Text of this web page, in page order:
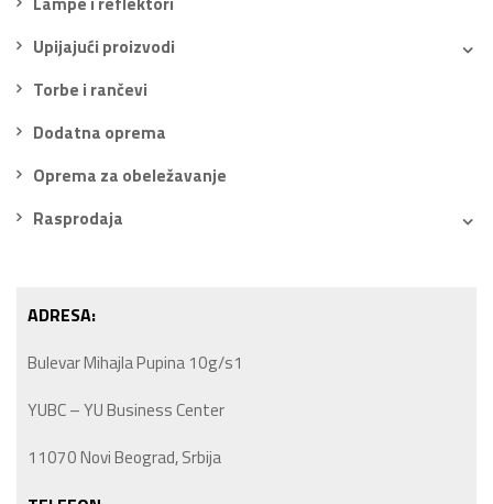
Upijajući proizvodi
Torbe i rančevi
Dodatna oprema
Oprema za obeležavanje
Rasprodaja
ADRESA:
Bulevar Mihajla Pupina 10g/s1
YUBC – YU Business Center
11070 Novi Beograd, Srbija